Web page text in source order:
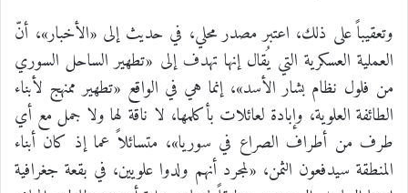
وتعقيباً على ذلك، اعتبر مصدر محلي، في حديث إلى «الأخبار»، أنّ
العملية العسكرية التي يُقال إنها تهدف إلى «تطهير الساحل السوري
من فلول نظام بشار الأسد»، إنما هي في الواقع «تطهير ممنهج لأبناء
الطائفة العلوية، وإبادة لعائلات بأكلمها، لا ناقة لها ولا جمل مع أي
طرف من أطراف الصراع في سوريا»، متسائلاً عما إذ كان أبناء
المنطقة سيدفعون الثمن، «لمجرد أنهم ولدوا علويين، في بقعة جغرافية